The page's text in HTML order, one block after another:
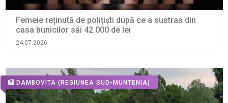
Femeie reținută de polițiști după ce a sustras din
casa bunicilor săi 42.000 de lei
24.07.2026
DAMBOVITA (REGIUNEA SUD-MUNTENIA)